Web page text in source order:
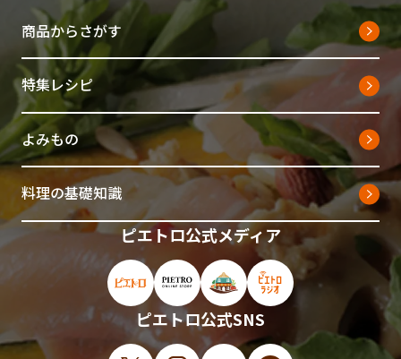
商品からさがす
特集レシピ
よみもの
料理の基礎知識
ピエトロ公式メディア
ピエトロ公式サイト（新しいウィンドウで
ピエトロオンラインストア（新しい
ピエトロホームタウン（新
ピエトロラジオ（新
ピエトロ公式SNS